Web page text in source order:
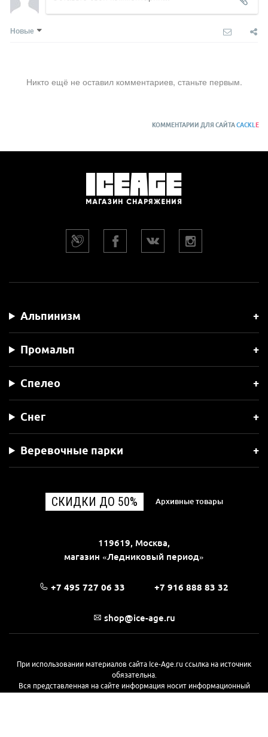
Новые
Никто ещё не оставил комментариев, станьте первым.
КОММЕНТАРИИ ДЛЯ САЙТАCACKLE
Альпинизм
Промальп
Спелео
Снег
Веревочные парки
СКИДКИ ДО 50% Архивные товары
119619, Москва,
магазин «Ледниковый период»
+7 495 727 06 33 +7 916 888 83 32
shop@ice-age.ru
При использовании материалов сайта Ice-Age.ru ссылка на источник
обязательна.
Вся представленная на сайте информация носит информационный